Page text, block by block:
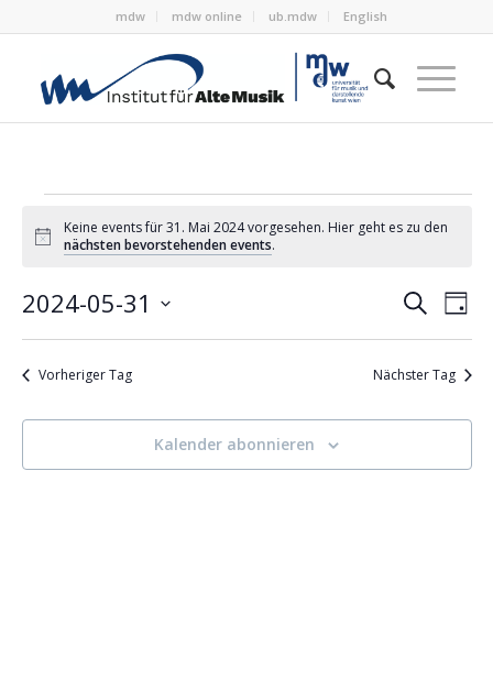
mdw mdw online ub.mdw English
Veranstaltungen
for
31.
Mai
2024
Notice
Keine events für 31. Mai 2024 vorgesehen. Hier geht es zu den
nächsten bevorstehenden events.
Suche
und
SucheTag
2024-05-31
Vorheriger Tag
Nächster Tag
Kalender abonnieren